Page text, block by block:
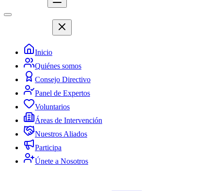
Inicio
Quiénes somos
Consejo Directivo
Panel de Expertos
Voluntarios
Áreas de Intervención
Nuestros Aliados
Participa
Únete a Nosotros